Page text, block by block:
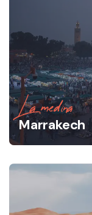
La medina
Marrakech